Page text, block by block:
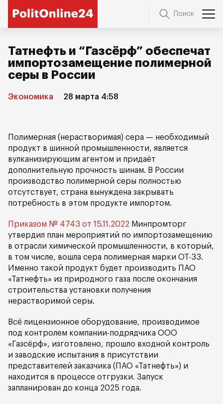
Поиск
Татнефть и “Газсёрф” обеспечат
импортозамещение полимерной
серы в России
Экономика 28 марта 4:58
Полимерная (нерастворимая) сера — необходимый
продукт в шинной промышленности, является
вулканизирующим агентом и придаёт
дополнительную прочность шинам. В России
производство полимерной серы полностью
отсутствует, страна вынуждена закрывать
потребность в этом продукте импортом.
Приказом № 4743 от 15.11.2022 Минпромторг
утвердил план мероприятий по импортозамещению
в отрасли химической промышленности, в который,
в том числе, вошла сера полимерная марки ОТ-33.
Именно такой продукт будет производить ПАО
«Татнефть» из природного газа после окончания
строительства установки получения
нерастворимой серы.
Всё лицензионное оборудование, производимое
под контролем компании-подрядчика ООО
«Газсёрф», изготовлено, прошло входной контроль
и заводские испытания в присутствии
представителей заказчика (ПАО «Татнефть») и
находится в процессе отгрузки. Запуск
запланирован до конца 2025 года.